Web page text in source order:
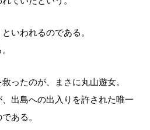
いわれるのである。
ったのが、まさに丸山遊女。
出島への出入りを許された唯一
ある。